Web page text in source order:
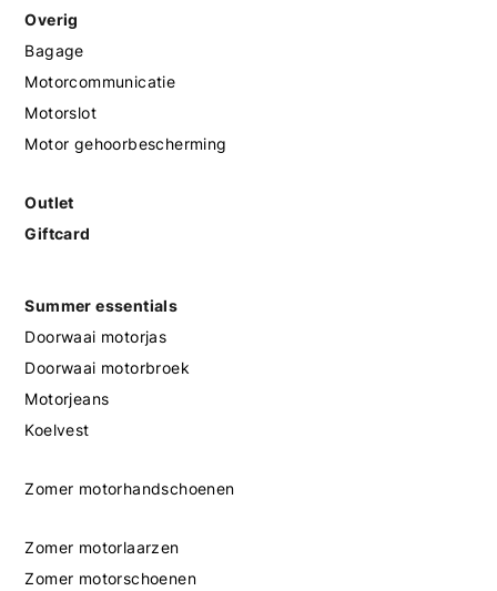
Overig
Bagage
Motorcommunicatie
Motorslot
Motor gehoorbescherming
Outlet
Giftcard
Summer essentials
Doorwaai motorjas
Doorwaai motorbroek
Motorjeans
Koelvest
Zomer motorhandschoenen
Zomer motorlaarzen
Zomer motorschoenen